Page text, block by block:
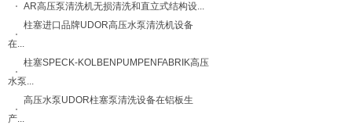
AR高压泵清洗机无损清洗和直立式结构设...
柱塞进口品牌UDOR高压水泵清洗机设备
在...
柱塞SPECK-KOLBENPUMPENFABRIK高压
水泵...
高压水泵UDOR柱塞泵清洗设备在铝板生
产...